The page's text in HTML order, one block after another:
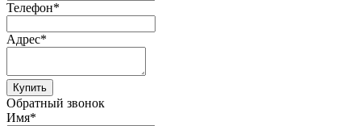
Телефон*
Адрес*
Купить
Обратный звонок
Имя*